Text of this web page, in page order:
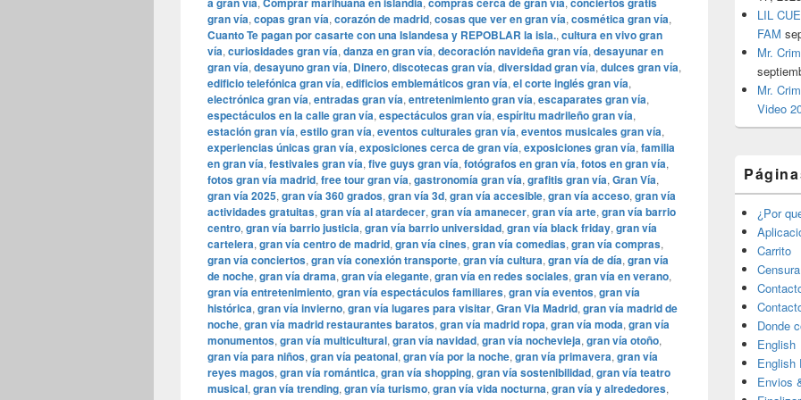
gran vía, copas gran vía, corazón de madrid, cosas que ver en gran vía, cosmética gran vía,
Cuanto Te pagan por casarte con una Islandesa y REPOBLAR la isla., cultura en vivo gran
vía, curiosidades gran vía, danza en gran vía, decoración navideña gran vía, desayunar en
gran vía, desayuno gran vía, Dinero, discotecas gran vía, diversidad gran vía, dulces gran vía,
edificio telefónica gran vía, edificios emblemáticos gran vía, el corte inglés gran vía,
electrónica gran vía, entradas gran vía, entretenimiento gran vía, escaparates gran vía,
espectáculos en la calle gran vía, espectáculos gran vía, espíritu madrileño gran vía,
estación gran vía, estilo gran vía, eventos culturales gran vía, eventos musicales gran vía,
experiencias únicas gran vía, exposiciones cerca de gran vía, exposiciones gran vía, familia
en gran vía, festivales gran vía, five guys gran vía, fotógrafos en gran vía, fotos en gran vía,
fotos gran vía madrid, free tour gran vía, gastronomía gran vía, grafitis gran vía, Gran Vía,
gran vía 2025, gran vía 360 grados, gran vía 3d, gran vía accesible, gran vía acceso, gran vía
actividades gratuitas, gran vía al atardecer, gran vía amanecer, gran vía arte, gran vía barrio
centro, gran vía barrio justicia, gran vía barrio universidad, gran vía black friday, gran vía
cartelera, gran vía centro de madrid, gran vía cines, gran vía comedias, gran vía compras,
gran vía conciertos, gran vía conexión transporte, gran vía cultura, gran vía de día, gran vía
de noche, gran vía drama, gran vía elegante, gran vía en redes sociales, gran vía en verano,
gran vía entretenimiento, gran vía espectáculos familiares, gran vía eventos, gran vía
histórica, gran vía invierno, gran vía lugares para visitar, ​​Gran Via Madrid, gran vía madrid de
noche, gran vía madrid restaurantes baratos, gran vía madrid ropa, gran vía moda, gran vía
monumentos, gran vía multicultural, gran vía navidad, gran vía nochevieja, gran vía otoño,
gran vía para niños, gran vía peatonal, gran vía por la noche, gran vía primavera, gran vía
reyes magos, gran vía romántica, gran vía shopping, gran vía sostenibilidad, gran vía teatro
musical, gran vía trending, gran vía turismo, gran vía vida nocturna, gran vía y alrededores,
LIL
FAM
Mr.
Mr.
Video
¿Por
Carrito
Donde
English
English
Envios